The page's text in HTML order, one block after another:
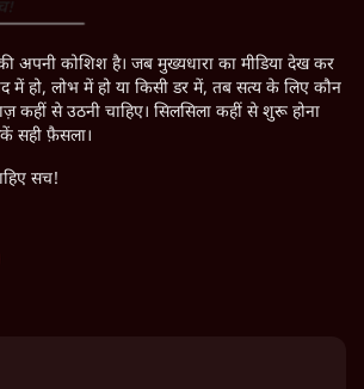
की अपनी कोशिश है। जब मुख्यधारा का मीडिया देख कर
हो, लोभ में हो या किसी डर में, तब सत्य के लिए कौन
कहीं से उठनी चाहिए। सिलसिला कहीं से शुरू होना
सही फ़ैसला।
सच!